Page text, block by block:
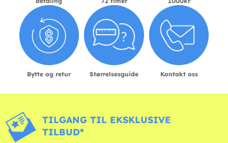
Bytte og retur Størrelsesguide Kontakt oss
TILGANG TIL EKSKLUSIVE
TILBUD*